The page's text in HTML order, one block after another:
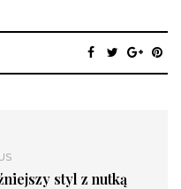
styl z nutką